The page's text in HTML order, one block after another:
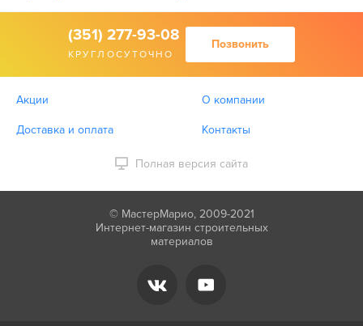
(351) 277-93-08
КРУГЛОСУТОЧНО
Позвонить
Акции О компании
Доставка и оплата Контакты
Полная версия сайта
© МастерМарио, 2009-2021
Интернет-магазин строительных
материалов